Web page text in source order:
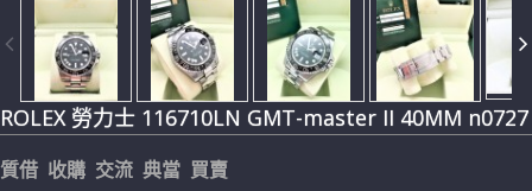
ROLEX 勞力士 116710LN GMT-master II 40MM n0727
質借 收購 交流 典當 買賣